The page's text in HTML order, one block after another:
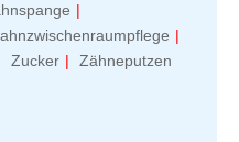
Zucker Zähneputzen